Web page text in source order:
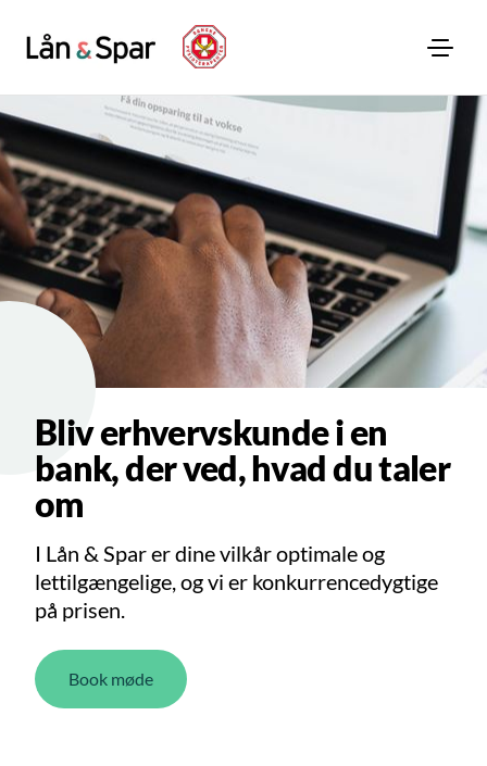
Bliv erhvervskunde i en
bank, der ved, hvad du taler
om
I Lån & Spar er dine vilkår optimale og
lettilgængelige, og vi er konkurrencedygtige
på prisen.
Book møde